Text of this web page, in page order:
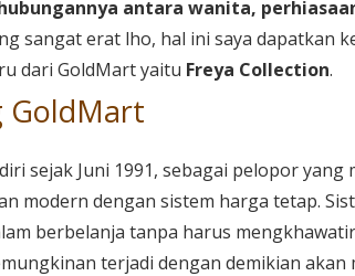
antara wanita,
sangat erat lho, hal ini saya dapatkan
dari GoldMart yaitu Freya Collection.
GoldMart
sejak Juni 1991, sebagai pelopor
modern dengan sistem harga tetap.
berbelanja tanpa harus
terjadi dengan demikian